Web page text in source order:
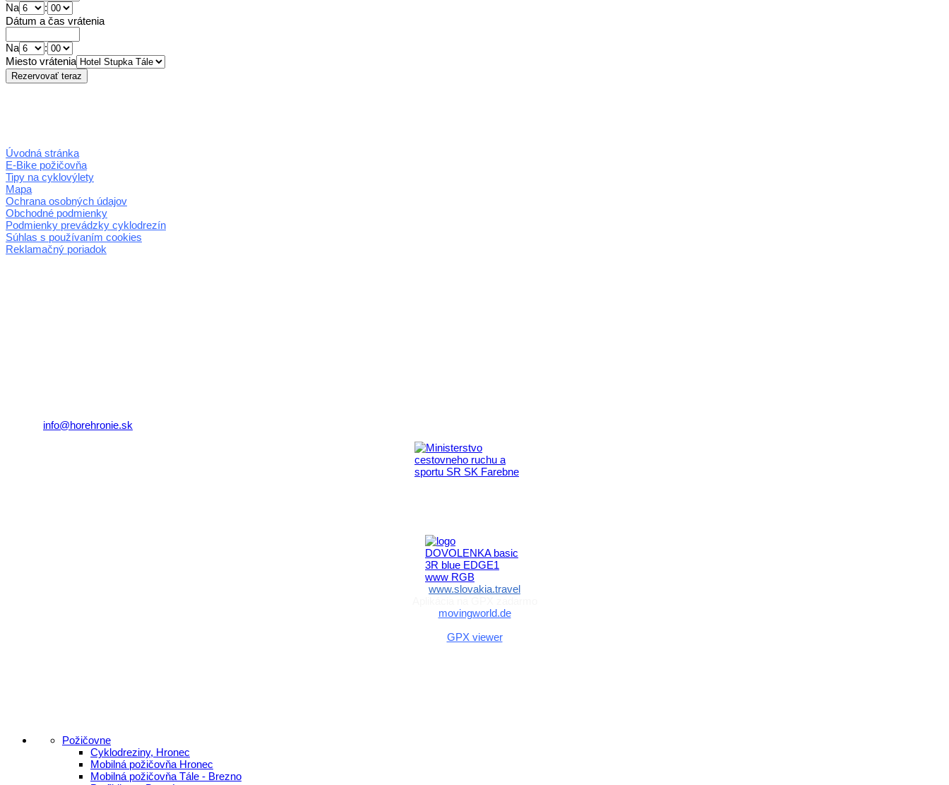
Na
:
Dátum a čas vrátenia
Na
:
Miesto vrátenia
Úvodná stránka
E-Bike požičovňa
Tipy na cyklovýlety
Mapa
Ochrana osobných údajov
Obchodné podmienky
Podmienky prevádzky cyklodrezín
Súhlas s používaním cookies
Reklamačný poriadok
info@horehronie.sk
www.slovakia.travel
movingworld.de
GPX viewer
Požičovne
Cyklodreziny, Hronec
Mobilná požičovňa Hronec
Mobilná požičovňa Tále - Brezno